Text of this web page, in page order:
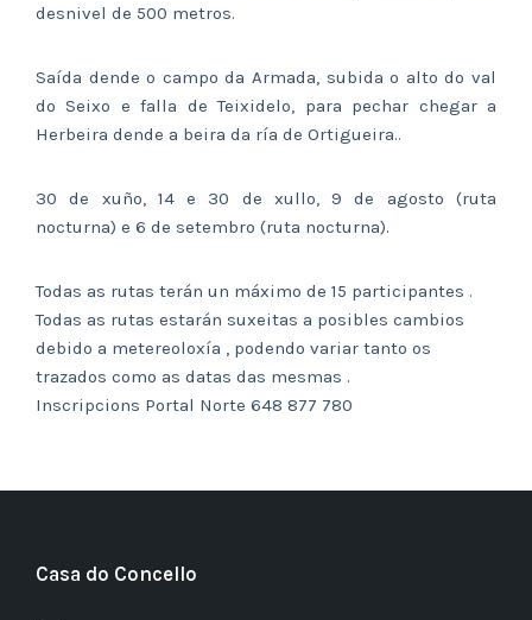
desnivel de 500 metros.
Saída dende o campo da Armada, subida o alto do val
do Seixo e falla de Teixidelo, para pechar chegar a
Herbeira dende a beira da ría de Ortigueira..
30 de xuño, 14 e 30 de xullo, 9 de agosto (ruta
nocturna) e 6 de setembro (ruta nocturna).
Todas as rutas terán un máximo de 15 participantes .
Todas as rutas estarán suxeitas a posibles cambios
debido a metereoloxía , podendo variar tanto os
trazados como as datas das mesmas .
Inscripcions Portal Norte 648 877 780
Casa do Concello